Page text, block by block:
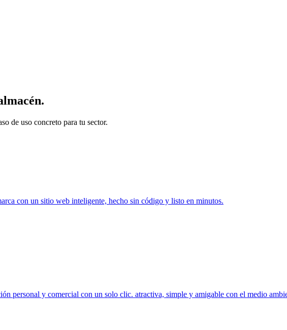
.
de uso concreto para tu sector.
con un sitio web inteligente, hecho sin código y listo en minutos.
personal y comercial con un solo clic. atractiva, simple y amigable con el medio